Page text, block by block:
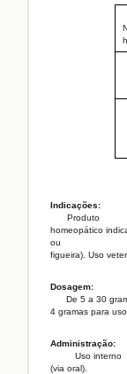
Indicações:
Produto
homeopático
ou
figueira). Uso
Dosagem:
De 5 a 30
4 gramas para
Administração:
Uso interno
(via oral).